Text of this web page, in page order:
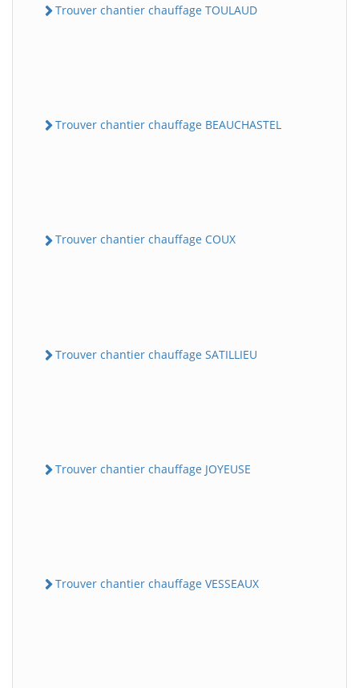
Trouver chantier chauffage TOULAUD
Trouver chantier chauffage BEAUCHASTEL
Trouver chantier chauffage COUX
Trouver chantier chauffage SATILLIEU
Trouver chantier chauffage JOYEUSE
Trouver chantier chauffage VESSEAUX